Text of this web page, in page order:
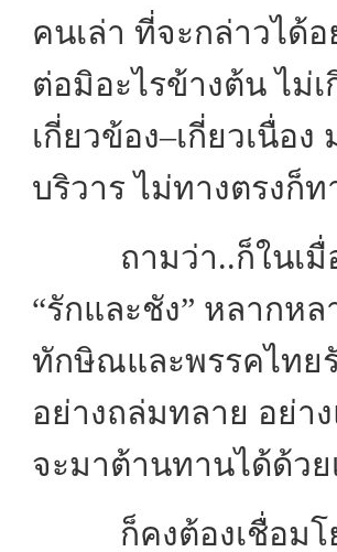
คนเล่า ที่จะกล่าวได้
ต่อมิอะไรข้างต้น ไม่
เกี่ยวข้อง–เกี่ยวเนื่
บริวาร ไม่ทางตรงก็
ถามว่า..ก็ในเมื่อ
“รักและชัง” หลากห
ทักษิณและพรรคไทย
อย่างถล่มทลาย อย่า
จะมาต้านทานได้ด้วย
ก็คงต้องเชื่อมโย